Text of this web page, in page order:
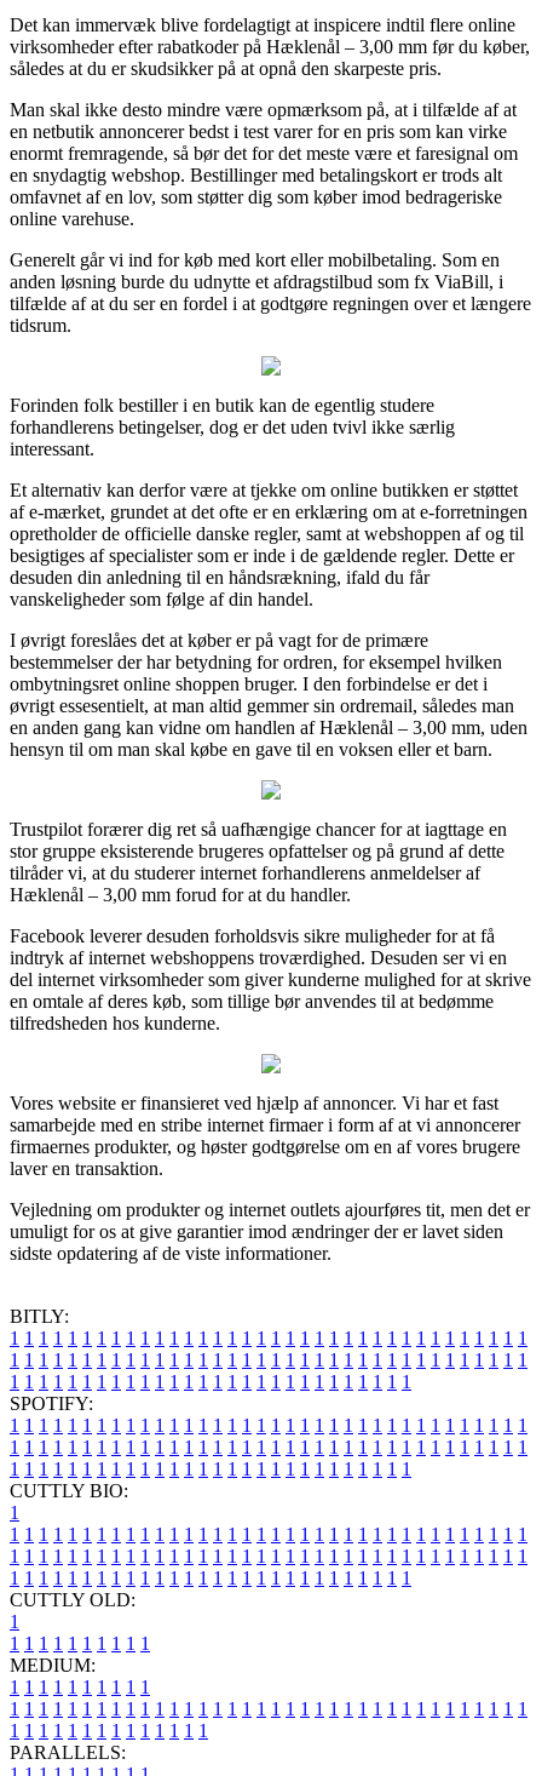
Det kan immervæk blive fordelagtigt at inspicere indtil flere online
virksomheder efter rabatkoder på Hæklenål – 3,00 mm før du køber,
således at du er skudsikker på at opnå den skarpeste pris.
Man skal ikke desto mindre være opmærksom på, at i tilfælde af at
en netbutik annoncerer bedst i test varer for en pris som kan virke
enormt fremragende, så bør det for det meste være et faresignal om
en snydagtig webshop. Bestillinger med betalingskort er trods alt
omfavnet af en lov, som støtter dig som køber imod bedrageriske
online varehuse.
Generelt går vi ind for køb med kort eller mobilbetaling. Som en
anden løsning burde du udnytte et afdragstilbud som fx ViaBill, i
tilfælde af at du ser en fordel i at godtgøre regningen over et længere
tidsrum.
Forinden folk bestiller i en butik kan de egentlig studere
forhandlerens betingelser, dog er det uden tvivl ikke særlig
interessant.
Et alternativ kan derfor være at tjekke om online butikken er støttet
af e-mærket, grundet at det ofte er en erklæring om at e-forretningen
opretholder de officielle danske regler, samt at webshoppen af og til
besigtiges af specialister som er inde i de gældende regler. Dette er
desuden din anledning til en håndsrækning, ifald du får
vanskeligheder som følge af din handel.
I øvrigt foreslåes det at køber er på vagt for de primære
bestemmelser der har betydning for ordren, for eksempel hvilken
ombytningsret online shoppen bruger. I den forbindelse er det i
øvrigt essesentielt, at man altid gemmer sin ordremail, således man
en anden gang kan vidne om handlen af Hæklenål – 3,00 mm, uden
hensyn til om man skal købe en gave til en voksen eller et barn.
Trustpilot forærer dig ret så uafhængige chancer for at iagttage en
stor gruppe eksisterende brugeres opfattelser og på grund af dette
tilråder vi, at du studerer internet forhandlerens anmeldelser af
Hæklenål – 3,00 mm forud for at du handler.
Facebook leverer desuden forholdsvis sikre muligheder for at få
indtryk af internet webshoppens troværdighed. Desuden ser vi en
del internet virksomheder som giver kunderne mulighed for at skrive
en omtale af deres køb, som tillige bør anvendes til at bedømme
tilfredsheden hos kunderne.
Vores website er finansieret ved hjælp af annoncer. Vi har et fast
samarbejde med en stribe internet firmaer i form af at vi annoncerer
firmaernes produkter, og høster godtgørelse om en af vores brugere
laver en transaktion.
Vejledning om produkter og internet outlets ajourføres tit, men det er
umuligt for os at give garantier imod ændringer der er lavet siden
sidste opdatering af de viste informationer.
BITLY:
1 1 1 1 1 1 1 1 1 1 1 1 1 1 1 1 1 1 1 1 1 1 1 1 1 1 1 1 1 1 1 1 1 1 1 1
1 1 1 1 1 1 1 1 1 1 1 1 1 1 1 1 1 1 1 1 1 1 1 1 1 1 1 1 1 1 1 1 1 1 1 1
1 1 1 1 1 1 1 1 1 1 1 1 1 1 1 1 1 1 1 1 1 1 1 1 1 1 1 1
SPOTIFY:
1 1 1 1 1 1 1 1 1 1 1 1 1 1 1 1 1 1 1 1 1 1 1 1 1 1 1 1 1 1 1 1 1 1 1 1
1 1 1 1 1 1 1 1 1 1 1 1 1 1 1 1 1 1 1 1 1 1 1 1 1 1 1 1 1 1 1 1 1 1 1 1
1 1 1 1 1 1 1 1 1 1 1 1 1 1 1 1 1 1 1 1 1 1 1 1 1 1 1 1
CUTTLY BIO:
1
1 1 1 1 1 1 1 1 1 1 1 1 1 1 1 1 1 1 1 1 1 1 1 1 1 1 1 1 1 1 1 1 1 1 1 1
1 1 1 1 1 1 1 1 1 1 1 1 1 1 1 1 1 1 1 1 1 1 1 1 1 1 1 1 1 1 1 1 1 1 1 1
1 1 1 1 1 1 1 1 1 1 1 1 1 1 1 1 1 1 1 1 1 1 1 1 1 1 1 1
CUTTLY OLD:
1
1 1 1 1 1 1 1 1 1 1
MEDIUM:
1 1 1 1 1 1 1 1 1 1
1 1 1 1 1 1 1 1 1 1 1 1 1 1 1 1 1 1 1 1 1 1 1 1 1 1 1 1 1 1 1 1 1 1 1 1
1 1 1 1 1 1 1 1 1 1 1 1 1 1
PARALLELS: